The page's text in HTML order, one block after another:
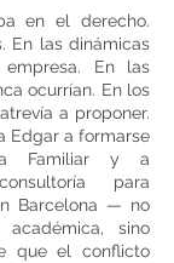
en el derecho.
En las dinámicas
En las
ocurrían. En los
a proponer.
Edgar a formarse
Familiar y a
para
Barcelona — no
sino
que el conflicto